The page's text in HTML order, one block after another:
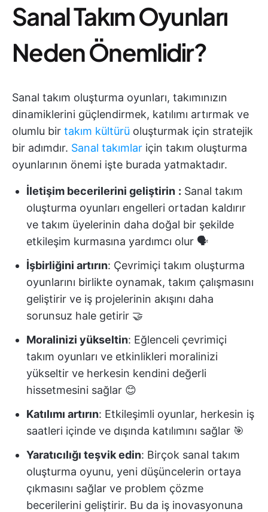
Sanal Takım Oyunları
Neden Önemlidir?
Sanal takım oluşturma oyunları, takımınızın
dinamiklerini güçlendirmek, katılımı artırmak ve
olumlu bir takım kültürü oluşturmak için stratejik
bir adımdır. Sanal takımlar için takım oluşturma
oyunlarının önemi işte burada yatmaktadır.
İletişim becerilerini geliştirin : Sanal takım
oluşturma oyunları engelleri ortadan kaldırır
ve takım üyelerinin daha doğal bir şekilde
etkileşim kurmasına yardımcı olur 🗣️
İşbirliğini artırın: Çevrimiçi takım oluşturma
oyunlarını birlikte oynamak, takım çalışmasını
geliştirir ve iş projelerinin akışını daha
sorunsuz hale getirir 🤝
Moralinizi yükseltin: Eğlenceli çevrimiçi
takım oyunları ve etkinlikleri moralinizi
yükseltir ve herkesin kendini değerli
hissetmesini sağlar 😊
Katılımı artırın: Etkileşimli oyunlar, herkesin iş
saatleri içinde ve dışında katılımını sağlar 🎯
Yaratıcılığı teşvik edin: Birçok sanal takım
oluşturma oyunu, yeni düşüncelerin ortaya
çıkmasını sağlar ve problem çözme
becerilerini geliştirir. Bu da iş inovasyonuna